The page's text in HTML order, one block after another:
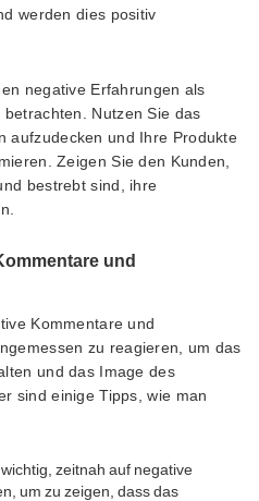
werden dies positiv
negative Erfahrungen als
Nutzen Sie das
aufzudecken und Ihre Produkte
Zeigen Sie den Kunden,
bestrebt sind, ihre
und
Kommentare und
zu reagieren, um das
und das Image des
sind einige Tipps, wie man
zeitnah auf negative
um zu zeigen, dass das